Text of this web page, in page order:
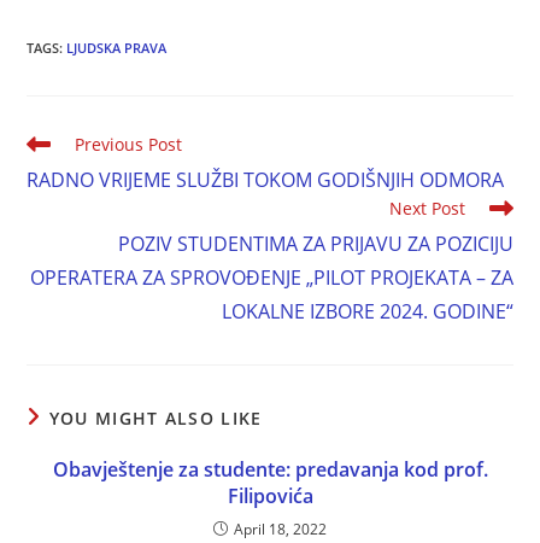
TAGS: LJUDSKA PRAVA
Previous Post
RADNO VRIJEME SLUŽBI TOKOM GODIŠNJIH ODMORA
Next Post
POZIV STUDENTIMA ZA PRIJAVU ZA POZICIJU
OPERATERA ZA SPROVOĐENJE „PILOT PROJEKATA – ZA
LOKALNE IZBORE 2024. GODINE“
YOU MIGHT ALSO LIKE
Obavještenje za studente: predavanja kod prof.
Filipovića
April 18, 2022